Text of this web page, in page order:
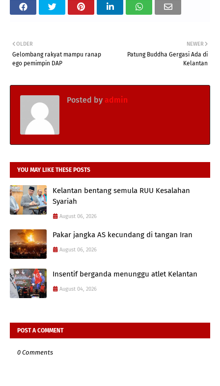
NEWER
Patung Buddha Gergasi Ada di
Kelantan
OLDER
Gelombang rakyat mampu ranap
ego pemimpin DAP
Posted by admin
YOU MAY LIKE THESE POSTS
Kelantan bentang semula RUU Kesalahan
Syariah
August 06, 2026
Pakar jangka AS kecundang di tangan Iran
August 06, 2026
Insentif berganda menunggu atlet Kelantan
August 04, 2026
POST A COMMENT
0 Comments